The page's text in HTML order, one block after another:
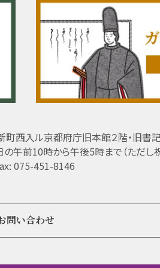
西入ル京都府庁旧本館２階・旧書
午前10時から午後5時まで（ただし
075-451-8146
問い合わせ